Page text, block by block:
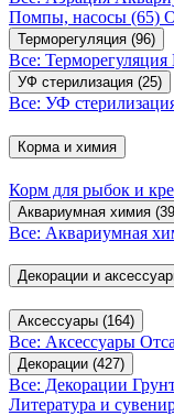
Помпы, насосы (65)
Терморегуляция (96)
Все: Терморегуляция
УФ стерилизация (25)
Все: УФ
Корма и химия
Корм для рыбок и
Аквариумная химия
Все: Аквариумная
Декорации и
Аксессуары (164)
Все: Аксессуары
Декорации (427)
Все: Декорации
Литература и